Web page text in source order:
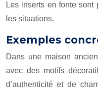
Les inserts en fonte sont
les situations.
Exemples
Dans une maison
avec des motifs
d’authenticité et de